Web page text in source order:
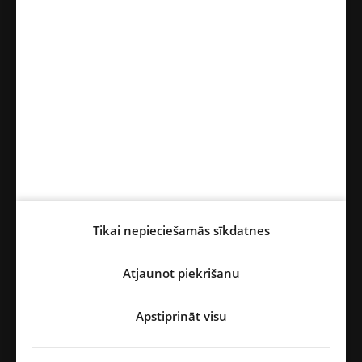
Tikai nepieciešamās sīkdatnes
Atjaunot piekrišanu
Apstiprināt visu
PARAKSTĪTIES UZ BIĻETENU